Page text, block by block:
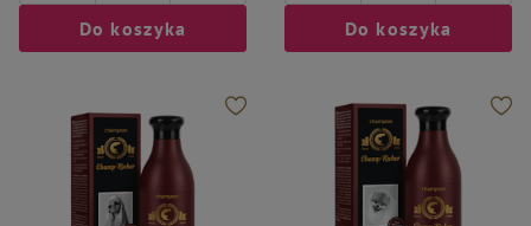
Do koszyka Do koszyka